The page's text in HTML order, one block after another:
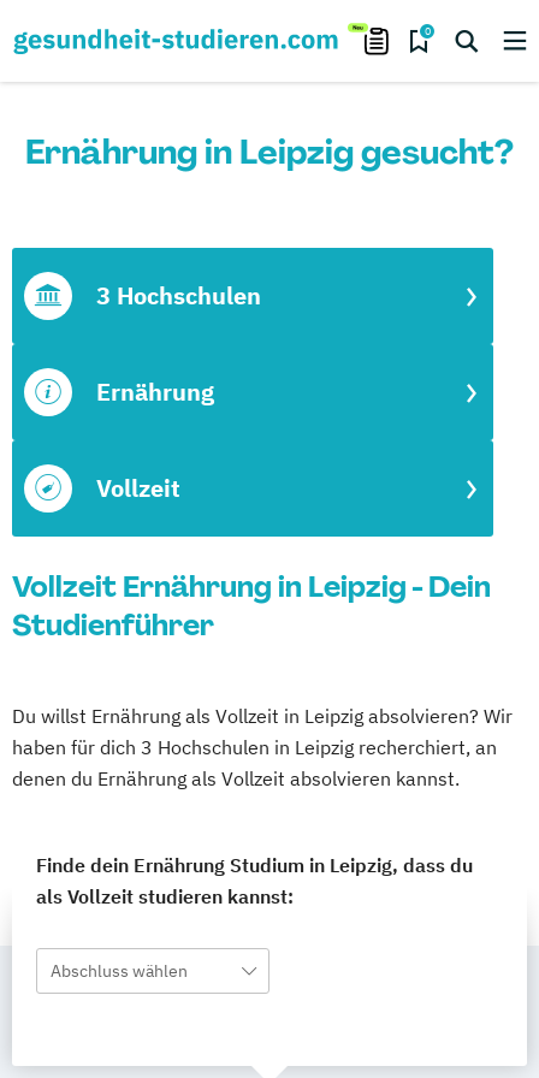
0
Ernährung in Leipzig gesucht?
Vollzeit
Ernährung
3 Hochschulen
Vollzeit Ernährung in Leipzig - Dein
Studienführer
Du willst Ernährung als Vollzeit in Leipzig absolvieren? Wir
haben für dich 3 Hochschulen in Leipzig recherchiert, an
denen du Ernährung als Vollzeit absolvieren kannst.
Finde dein Ernährung Studium in Leipzig, dass du
als Vollzeit studieren kannst:
Abschluss wählen